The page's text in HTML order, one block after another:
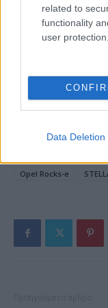
related to
functionality
user protection.
Data Deletion
Alpha Bank: Για
άνοιξε τις πύλες
Opel Rocks-e